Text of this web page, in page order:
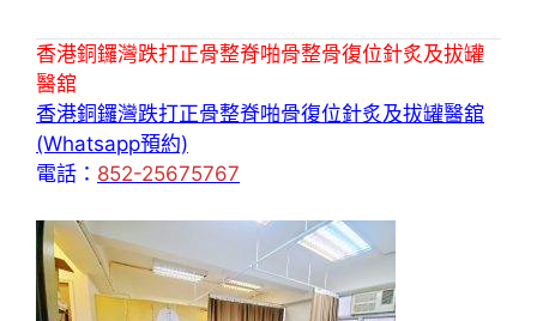
香港銅鑼灣跌打正骨整脊啪骨整骨復位針炙及拔罐
醫舘
香港銅鑼灣跌打正骨整脊啪骨復位針炙及拔罐醫舘
(Whatsapp預約)
電話： 852-25675767